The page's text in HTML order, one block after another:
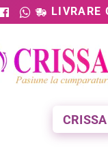
LIVRARE
CRISSA